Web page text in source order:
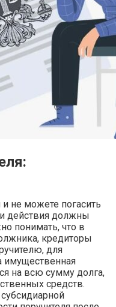
не можете погасить
действия должны
понимать, что в
кредиторы
для
имущественная
на всю сумму долга,
средств.